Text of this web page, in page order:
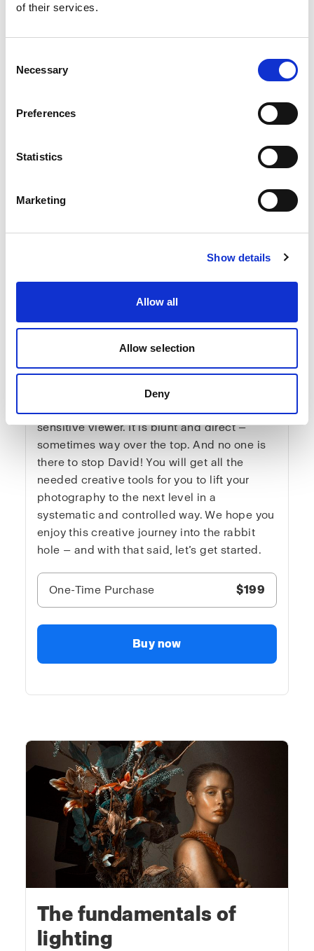
of their services.
Selection
Necessary
Preferences
Statistics
Marketing
Show details
Allow all
Allow selection
Deny
Buy now
Advanced lighting 3
with David Bicho
the truth about light. No loose explanations.
The content suits both intermediate and very
advanced light nerds, but never the
sensitive viewer. It is blunt and direct —
sometimes way over the top. And no one is
there to stop David! You will get all the
needed creative tools for you to lift your
photography to the next level in a
systematic and controlled way. We hope you
enjoy this creative journey into the rabbit
hole — and with that said, let’s get started.
One-Time Purchase $199
Buy now
The fundamentals of
lighting